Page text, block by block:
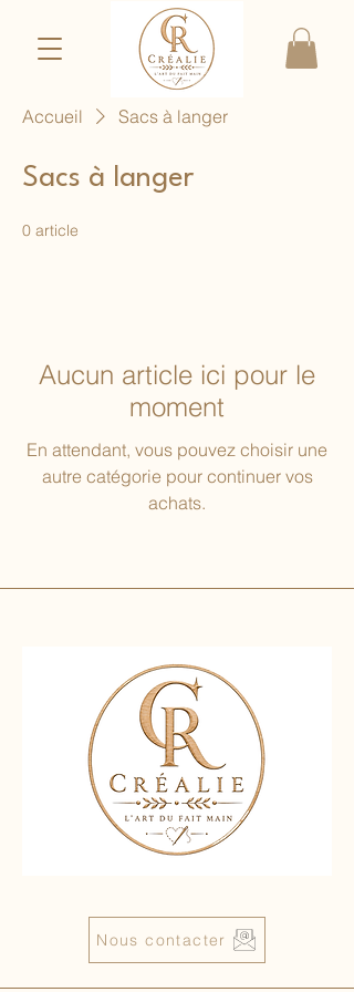
Accueil Sacs à langer
Sacs à langer
0 article
Aucun article ici pour le
moment
En attendant, vous pouvez choisir une
autre catégorie pour continuer vos
achats.
Nous contacter